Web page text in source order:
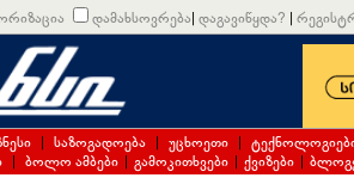
დამახსოვრება| დაგავიწყდა? |
| საზოგადოება | უცხოეთი |
| ბოლო ამბები | გამოკითხვები | ქვიზები |